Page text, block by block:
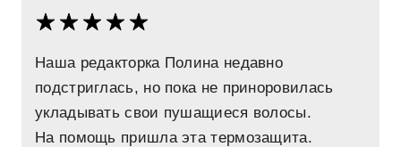
Наша редакторка Полина недавно
подстриглась, но пока не приноровилась
укладывать свои пушащиеся волосы.
На помощь пришла эта термозащита.